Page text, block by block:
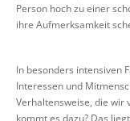
Person hoch zu einer
ihre Aufmerksamkeit
In besonders intensiven
Interessen und
Verhaltensweise, die wir
kommt es dazu? Das